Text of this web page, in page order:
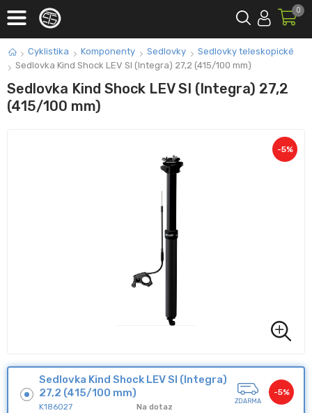
0
Cyklistika Komponenty Sedlovky
Sedlovky teleskopické
Sedlovka Kind Shock LEV SI (Integra) 27,2 (415/100 mm)
Sedlovka Kind Shock LEV SI (Integra) 27,2
(415/100 mm)
-5%
Sedlovka Kind Shock LEV SI (Integra)
27,2 (415/100 mm)
K186027 Na dotaz
ZDARMA
-5%